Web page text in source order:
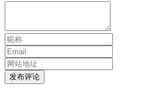
发布评论